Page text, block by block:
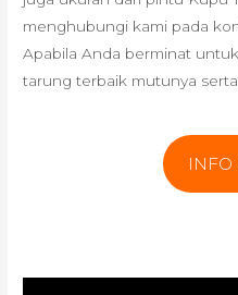
menghubungi kami pada
Apabila Anda berminat
tarung terbaik mutunya
INFO